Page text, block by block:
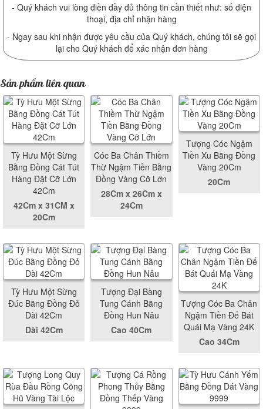
- Quý khách vui lòng điền đầy đủ thông tin cần thiết như: số điện
thoại, địa chỉ nhận hàng
- Ngay sau khi nhận được yêu cầu của Quý khách, chúng tôi sẽ gọi
lại cho Quý khách để xác nhận đơn hàng
Sản phẩm liên quan
Tỳ Hưu Một Sừng
Bằng Đồng Cát Tút
Hàng Đặt Cỡ Lớn
42Cm
42Cm x 31CM x
20Cm
Cóc Ba Chân Thiềm
Thừ Ngậm Tiền Bằng
Đồng Vàng Cỡ Lớn
28Cm x 26Cm x
24Cm
Tượng Cóc Ngậm
Tiền Xu Bằng Đồng
Vàng 20Cm
20Cm
Tỳ Hưu Một Sừng
Đúc Bằng Đồng Đỏ
Dài 42Cm
Dài 42Cm
Tượng Đại Bàng
Tung Cánh Bằng
Đồng Hun Nâu
Cao 40Cm
Tượng Cóc Ba Chân
Ngậm Tiền Đế Bát
Quái Mạ Vàng 24K
Cao 34Cm